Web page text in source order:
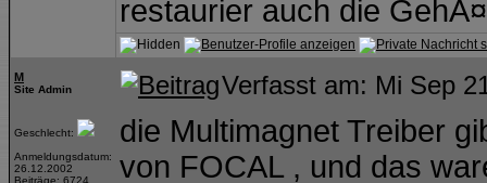
restaurier auch die
M
Site Admin
Geschlecht:
Anmeldungsdatum:
26.12.2002
Beiträge: 6724
Verfasst am: Mi Sep
die Multimagnet Treiber
von FOCAL , und das